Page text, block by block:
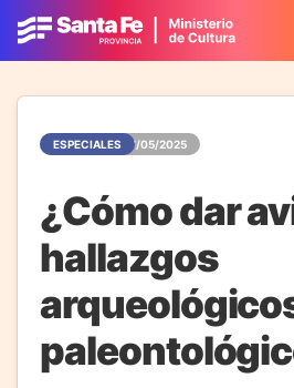
ESPECIALES 07/05/2025
¿Cómo dar
hallazgos